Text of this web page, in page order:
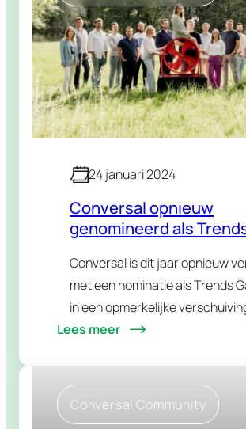
24 januari 2024
Conversal opnieuw
genomineerd als
Conversal is dit jaar opnieuw
met een nominatie als Trends
in een opmerkelijke
de categorie 'kleine Gazelle' naar
Lees meer
Conversal Community